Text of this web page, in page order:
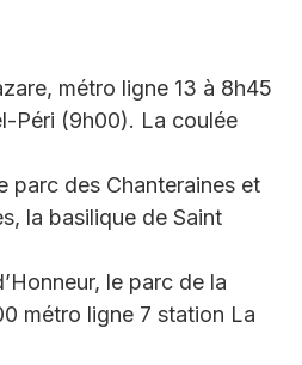
métro ligne 13 à 8h45
Péri (9h00). La coulée
parc des Chanteraines et
la basilique de Saint
le parc de la
métro ligne 7 station La